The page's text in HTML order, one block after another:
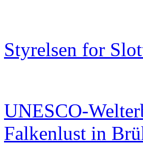
Styrelsen for
UNESCO-
Falkenlust in